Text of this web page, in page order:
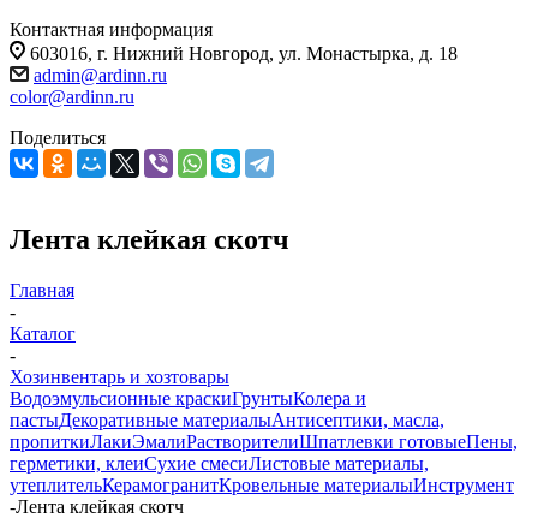
Контактная информация
603016, г. Нижний Новгород, ул. Монастырка, д. 18
admin@ardinn.ru
color@ardinn.ru
Поделиться
Лента клейкая скотч
Главная
-
Каталог
-
Хозинвентарь и хозтовары
Водоэмульсионные краскиГрунтыКолера и
пастыДекоративные материалыАнтисептики, масла,
пропиткиЛакиЭмалиРастворителиШпатлевки готовыеПены,
герметики, клеиСухие смесиЛистовые материалы,
утеплительКерамогранитКровельные материалыИнструмент
-Лента клейкая скотч